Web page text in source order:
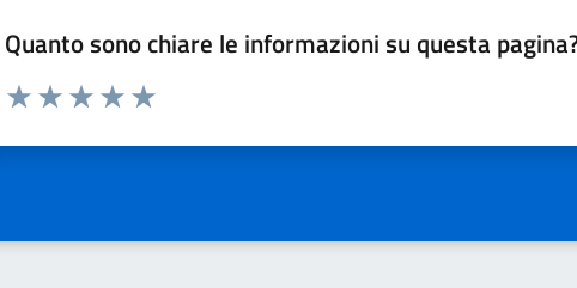
Quanto sono chiare le informazioni su questa
Valuta da 1 a 5 stelle la pagina